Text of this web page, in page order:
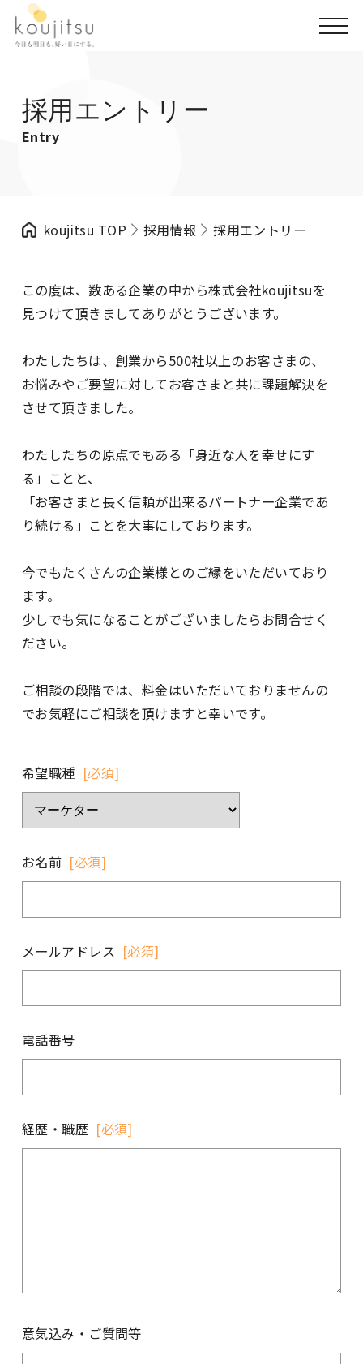
採用エントリー
Entry
koujitsu TOP 採用情報 採用エントリー
この度は、数ある企業の中から株式会社koujitsuを
見つけて頂きましてありがとうございます。
わたしたちは、創業から500社以上のお客さまの、
お悩みやご要望に対してお客さまと共に課題解決を
させて頂きました。
わたしたちの原点でもある「身近な人を幸せにす
る」ことと、
「お客さまと長く信頼が出来るパートナー企業であ
り続ける」ことを大事にしております。
今でもたくさんの企業様とのご縁をいただいており
ます。
少しでも気になることがございましたらお問合せく
ださい。
ご相談の段階では、料金はいただいておりませんの
でお気軽にご相談を頂けますと幸いです。
希望職種 [必須]
お名前 [必須]
メールアドレス [必須]
電話番号
経歴・職歴 [必須]
意気込み・ご質問等